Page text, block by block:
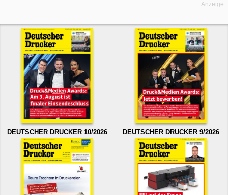
Anzeige
DEUTSCHER DRUCKER 10/2026 DEUTSCHER DRUCKER 9/2026